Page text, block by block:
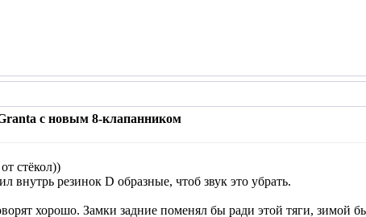
с новым 8-клапанником
стёкол))
внутрь резинок D образные, чтоб звук это убрать.
хорошо. Замки задние поменял бы ради этой тяги, зимой